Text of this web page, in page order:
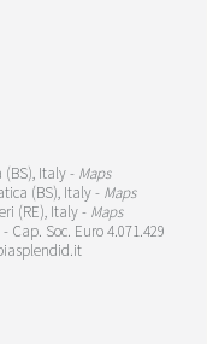
(BS), Italy - Maps
(BS), Italy - Maps
(RE), Italy - Maps
Cap. Soc. Euro 4.071.429